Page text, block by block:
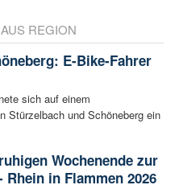
REGION
E-Bike-Fahrer
sich auf einem
Stürzelbach und Schöneberg ein
Wochenende zur
in Flammen 2026